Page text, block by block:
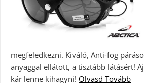
megfeledkezni. Kiváló, Anti-fog
anyaggal ellátott, a tisztább látásért!
kár lenne kihagyni! Olvasd Tovább